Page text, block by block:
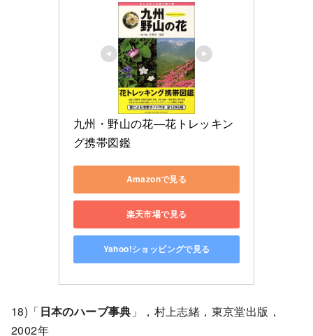
九州・野山の花―花トレッキン
グ携帯図鑑
Amazonで見る
楽天市場で見る
Yahoo!ショッピングで見る
18)「日本のハーブ事典 」，村上志緒，東京堂出版，
2002年